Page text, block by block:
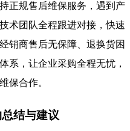
正规售后维保服务，遇到产
术团队全程跟进对接，快速
销商售后无保障、退换货困
系，让企业采购全程无忧，
保合作。
结与建议